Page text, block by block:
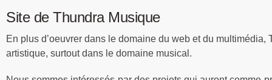
Site de Thundra Musique
En plus d’oeuvrer dans le domaine du web et du
artistique, surtout dans le domaine musical.